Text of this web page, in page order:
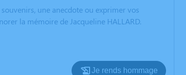
une anecdote ou exprimer vos
la mémoire de Jacqueline HALLARD.
Je rends hommage